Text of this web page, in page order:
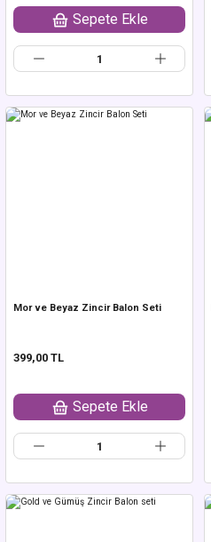
Sepete Ekle
Mor ve Beyaz Zincir Balon Seti
399,00 TL
Sepete Ekle